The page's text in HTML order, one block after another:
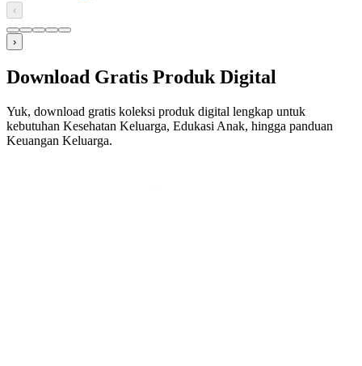
‹
›
Download Gratis Produk Digital
Yuk, download gratis koleksi produk digital lengkap untuk
kebutuhan Kesehatan Keluarga, Edukasi Anak, hingga panduan
Keuangan Keluarga.